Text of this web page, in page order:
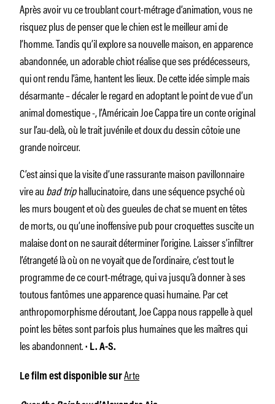
Après avoir vu ce troublant court-métrage d’animation, vous ne
risquez plus de penser que le chien est le meilleur ami de
l’homme. Tandis qu’il explore sa nouvelle maison, en apparence
abandonnée, un adorable chiot réalise que ses prédécesseurs,
qui ont rendu l’âme, hantent les lieux. De cette idée simple mais
désarmante – décaler le regard en adoptant le point de vue d’un
animal domestique -, l’Américain Joe Cappa tire un conte original
sur l’au-delà, où le trait juvénile et doux du dessin côtoie une
grande noirceur.
C’est ainsi que la visite d’une rassurante maison pavillonnaire
vire aubad triphallucinatoire, dans une séquence psyché où
les murs bougent et où des gueules de chat se muent en têtes
de morts, ou qu’une inoffensive pub pour croquettes suscite un
malaise dont on ne saurait déterminer l’origine. Laisser s’infiltrer
l’étrangeté là où on ne voyait que de l’ordinaire, c’est tout le
programme de ce court-métrage, qui va jusqu’à donner à ses
toutous fantômes une apparence quasi humaine. Par cet
anthropomorphisme déroutant, Joe Cappa nous rappelle à quel
point les bêtes sont parfois plus humaines que les maîtres qui
les abandonnent. · L. A-S.
Le film est disponible surArte